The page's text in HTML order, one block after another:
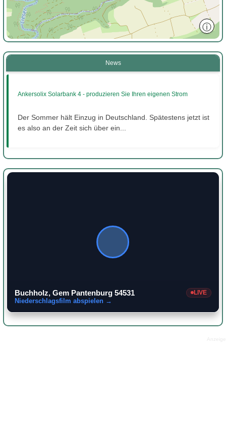
ⓘ
News
Ankersolix Solarbank 4 - produzieren Sie Ihren eigenen Strom
Der Sommer hält Einzug in Deutschland. Spätestens jetzt ist
es also an der Zeit sich über ein...
Buchholz, Gem Pantenburg 54531 LIVE
Niederschlagsfilm abspielen →